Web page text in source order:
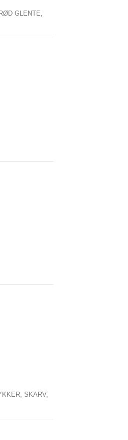
RØD GLENTE,
SKARV,